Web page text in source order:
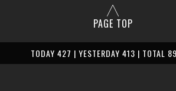
PAGE TOP
TODAY 427 | YESTERDAY 413 | TOTAL